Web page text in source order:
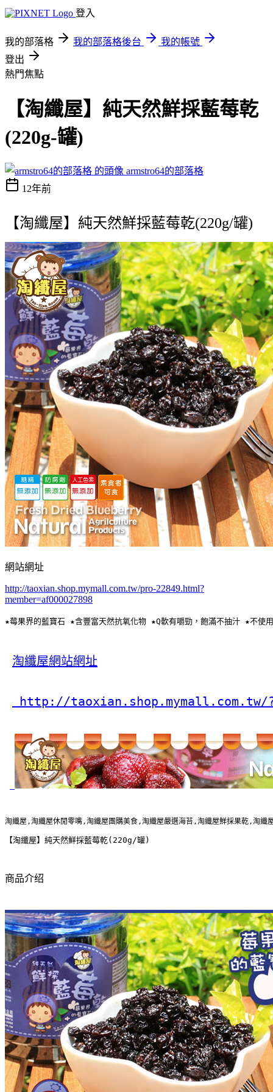
登入
我的部落格 我的部落格後台
我的帳號
登出
熱門焦點
【淘纖屋】純天然鮮採藍莓乾
(220g-罐)
armstro64的部落格
12年前
【淘纖屋】純天然鮮採藍莓乾(220g/罐)
網站網址
http://taoxian.shop.mymall.com.tw/pro-22849.html?
member=af000027898
★莓果界的藍寶石 ★含豐富天然抗氧化物 ★Q軟有嚼勁，飽滿不抽汁 ★不使
淘纖屋網站網址
http://taoxian.shop.mymall.com.tw/
淘纖屋,淘纖屋休閒零嘴,淘纖屋團購美食,淘纖屋嚴選海苔,淘纖屋鮮採果乾,淘纖
【淘纖屋】純天然鮮採藍莓乾(220g/罐)
商品介绍